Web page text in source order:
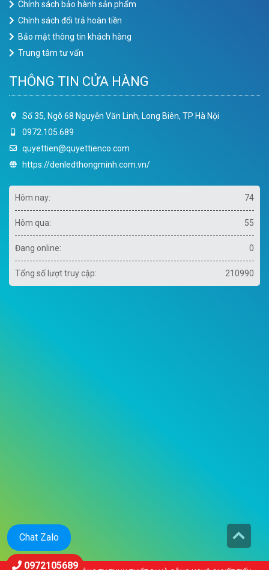
Chính sách bảo hành sản phẩm
Chính sách đổi trả hoàn tiền
Bảo mật thông tin khách hàng
Trung tâm tư vấn
THÔNG TIN CỬA HÀNG
Số 35, Ngõ 68 Nguyễn Văn Linh, Long Biên, TP Hà Nội
0972.105.689
quyettien@quyettienco.com
https://denledthongminh.com.vn/
74
Hôm nay:
55
Hôm qua:
0
Đang online:
210990
Tổng số lượt truy cập:
Chat Zalo
0972105689